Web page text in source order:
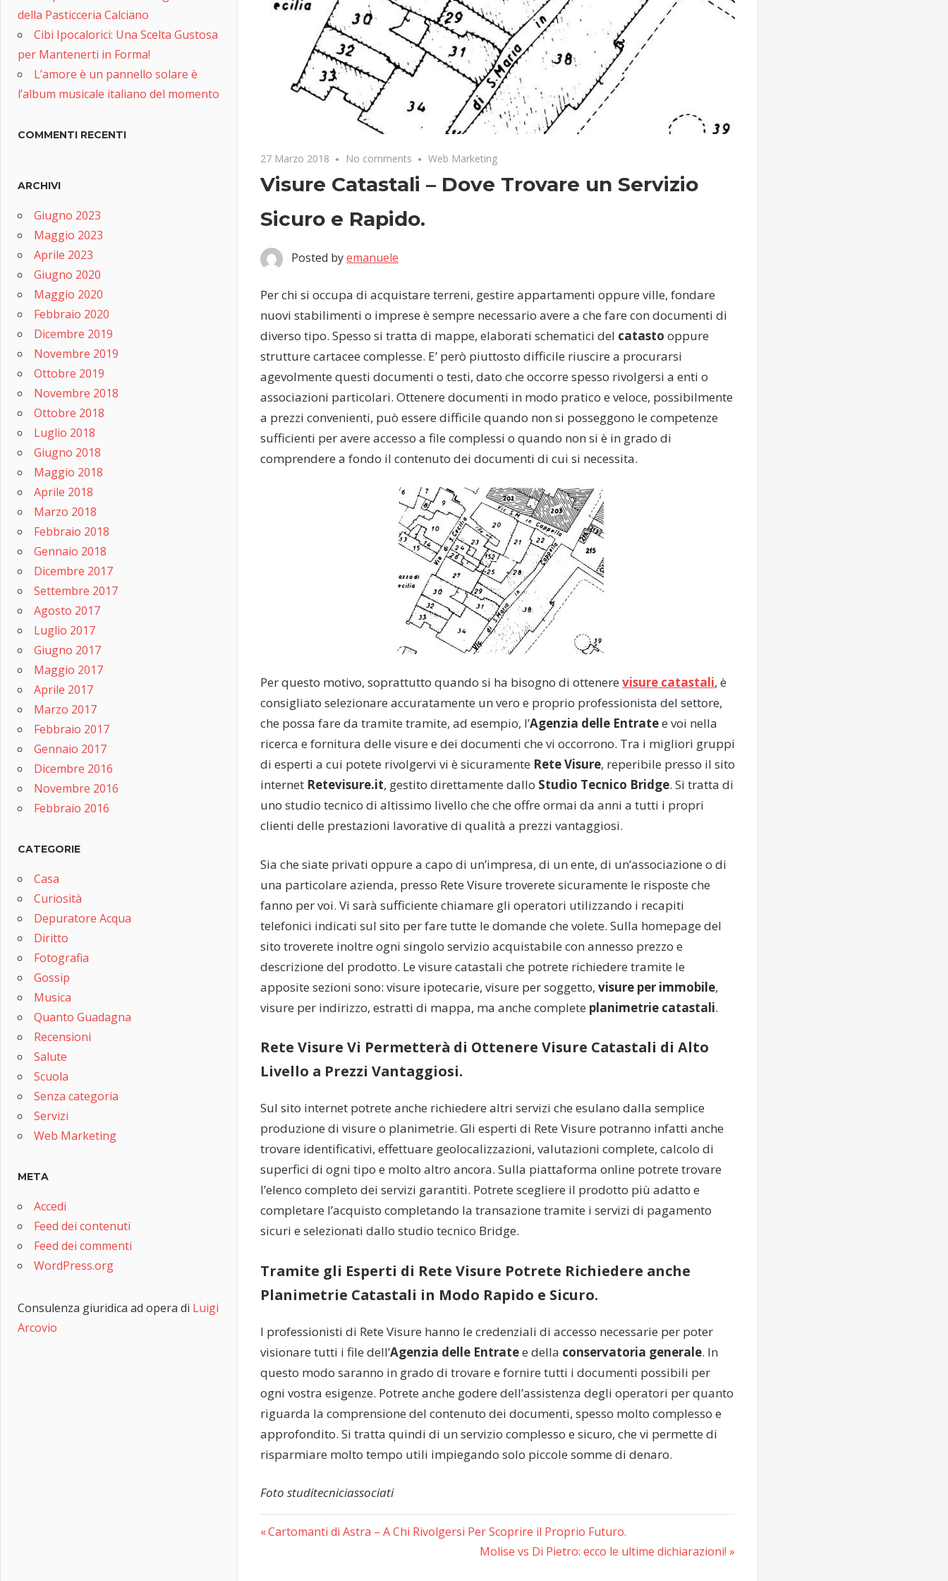
27 Marzo 2018 No comments Web Marketing
Visure Catastali – Dove Trovare un Servizio
Sicuro e Rapido.
Posted byemanuele
Per chi si occupa di acquistare terreni, gestire appartamenti oppure ville, fondare
nuovi stabilimenti o imprese è sempre necessario avere a che fare con documenti di
diverso tipo. Spesso si tratta di mappe, elaborati schematici del catasto oppure
strutture cartacee complesse. E’ però piuttosto difficile riuscire a procurarsi
agevolmente questi documenti o testi, dato che occorre spesso rivolgersi a enti o
associazioni particolari. Ottenere documenti in modo pratico e veloce, possibilmente
a prezzi convenienti, può essere difficile quando non si posseggono le competenze
sufficienti per avere accesso a file complessi o quando non si è in grado di
comprendere a fondo il contenuto dei documenti di cui si necessita.
Per questo motivo, soprattutto quando si ha bisogno di ottenere visure catastali, è
consigliato selezionare accuratamente un vero e proprio professionista del settore,
che possa fare da tramite tramite, ad esempio, l’Agenzia delle Entratee voi nella
ricerca e fornitura delle visure e dei documenti che vi occorrono. Tra i migliori gruppi
di esperti a cui potete rivolgervi vi è sicuramente Rete Visure, reperibile presso il sito
internet Retevisure.it, gestito direttamente dallo Studio Tecnico Bridge. Si tratta di
uno studio tecnico di altissimo livello che che offre ormai da anni a tutti i propri
clienti delle prestazioni lavorative di qualità a prezzi vantaggiosi.
Sia che siate privati oppure a capo di un’impresa, di un ente, di un’associazione o di
una particolare azienda, presso Rete Visure troverete sicuramente le risposte che
fanno per voi. Vi sarà sufficiente chiamare gli operatori utilizzando i recapiti
telefonici indicati sul sito per fare tutte le domande che volete. Sulla homepage del
sito troverete inoltre ogni singolo servizio acquistabile con annesso prezzo e
descrizione del prodotto. Le visure catastali che potrete richiedere tramite le
apposite sezioni sono: visure ipotecarie, visure per soggetto, visure per immobile,
visure per indirizzo, estratti di mappa, ma anche complete planimetrie catastali.
Rete Visure Vi Permetterà di Ottenere Visure Catastali di Alto
Livello a Prezzi Vantaggiosi.
Sul sito internet potrete anche richiedere altri servizi che esulano dalla semplice
produzione di visure o planimetrie. Gli esperti di Rete Visure potranno infatti anche
trovare identificativi, effettuare geolocalizzazioni, valutazioni complete, calcolo di
superfici di ogni tipo e molto altro ancora. Sulla piattaforma online potrete trovare
l’elenco completo dei servizi garantiti. Potrete scegliere il prodotto più adatto e
completare l’acquisto completando la transazione tramite i servizi di pagamento
sicuri e selezionati dallo studio tecnico Bridge.
Tramite gli Esperti di Rete Visure Potrete Richiedere anche
Planimetrie Catastali in Modo Rapido e Sicuro.
I professionisti di Rete Visure hanno le credenziali di accesso necessarie per poter
visionare tutti i file dell’Agenzia delle Entratee della conservatoria generale. In
questo modo saranno in grado di trovare e fornire tutti i documenti possibili per
ogni vostra esigenze. Potrete anche godere dell’assistenza degli operatori per quanto
riguarda la comprensione del contenuto dei documenti, spesso molto complesso e
approfondito. Si tratta quindi di un servizio complesso e sicuro, che vi permette di
risparmiare molto tempo utili impiegando solo piccole somme di denaro.
Foto studitecniciassociati
Navigazione
Previous
Cartomanti di Astra – A Chi Rivolgersi Per Scoprire il Proprio Futuro.
Next
Molise vs Di Pietro: ecco le ultime dichiarazioni!
della Pasticceria Calciano
Cibi Ipocalorici: Una Scelta Gustosa
per Mantenerti in Forma!
L’amore è un pannello solare è
l’album musicale italiano del momento
COMMENTI RECENTI
ARCHIVI
Giugno 2023
Maggio 2023
Aprile 2023
Giugno 2020
Maggio 2020
Febbraio 2020
Dicembre 2019
Novembre 2019
Ottobre 2019
Novembre 2018
Ottobre 2018
Luglio 2018
Giugno 2018
Maggio 2018
Aprile 2018
Marzo 2018
Febbraio 2018
Gennaio 2018
Dicembre 2017
Settembre 2017
Agosto 2017
Luglio 2017
Giugno 2017
Maggio 2017
Aprile 2017
Marzo 2017
Febbraio 2017
Gennaio 2017
Dicembre 2016
Novembre 2016
Febbraio 2016
CATEGORIE
Casa
Curiosità
Depuratore Acqua
Diritto
Fotografia
Gossip
Musica
Quanto Guadagna
Recensioni
Salute
Scuola
Senza categoria
Servizi
Web Marketing
META
Accedi
Feed dei contenuti
Feed dei commenti
WordPress.org
Consulenza giuridica ad opera di Luigi
Arcovio